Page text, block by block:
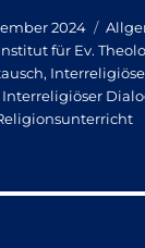
2024
für Ev.
,
Interreligiöser